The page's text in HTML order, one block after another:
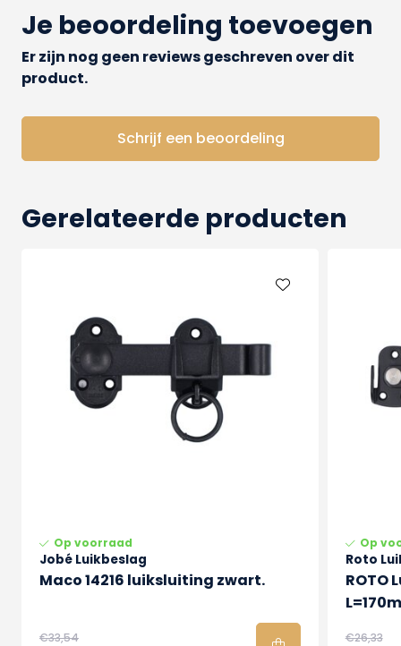
kortof
Je beoordeling toevoegen
Er zijn nog geen reviews geschreven over dit
product.
Schrijf een beoordeling
Gerelateerde producten
Op voorraad
Jobé Luikbeslag
Maco 14216 luiksluiting zwart.
€33,54
Op
Roto
ROTO
€26,33